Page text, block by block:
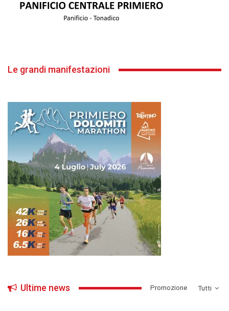
Le grandi manifestazioni
Tutti
Ultime news ­Promozione